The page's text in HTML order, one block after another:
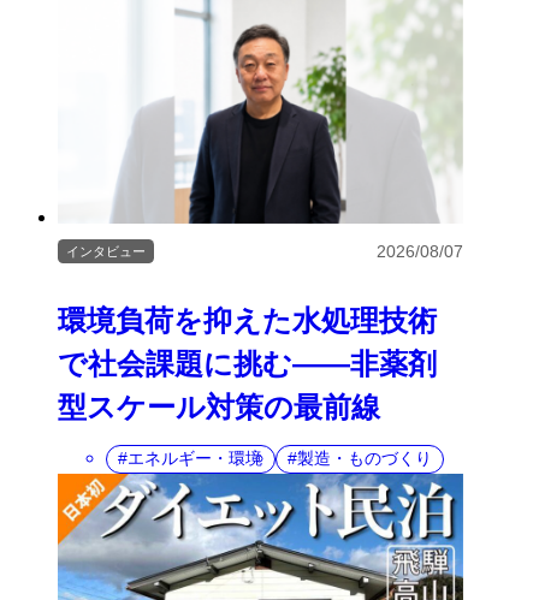
環境負荷を抑えた水処理技術
で社会課題に挑む――非薬剤
型スケール対策の最前線
インタビュー 2026/08/07
エネルギー・環境 製造・ものづくり